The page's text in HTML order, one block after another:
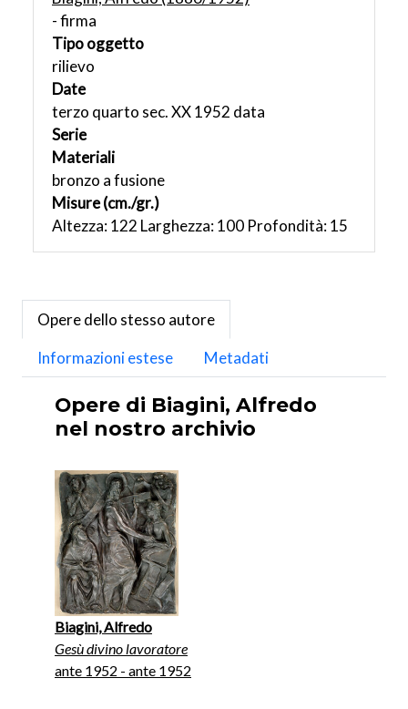
- firma
Tipo oggetto
rilievo
Date
terzo quarto sec. XX 1952 data
Serie
Materiali
bronzo a fusione
Misure (cm./gr.)
Altezza: 122 Larghezza: 100 Profondità: 15
Opere dello stesso autore
Informazioni estese
Metadati
Opere di Biagini, Alfredo
nel nostro archivio
Biagini, Alfredo
Gesù divino lavoratore
ante 1952 - ante 1952